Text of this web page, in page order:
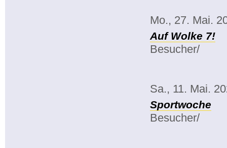
Mo., 27. Mai.
Auf Wolke 7!
Besucher/
Sa., 11. Mai.
Sportwoche
Besucher/